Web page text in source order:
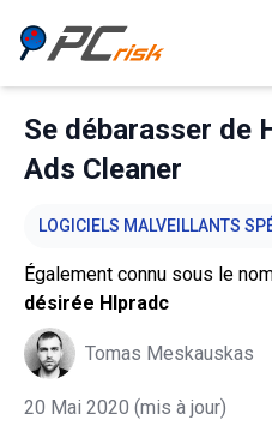
Se débarasser de
Ads Cleaner
LOGICIELS MALVEILLANTS
Également connu sous le
désirée Hlpradc
Tomas Meskauskas
20 Mai 2020 (mis à jour)